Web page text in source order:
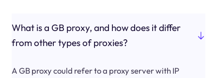
What is a GB proxy, and how does it differ
from other types of proxies?
A GB proxy could refer to a proxy server with IP